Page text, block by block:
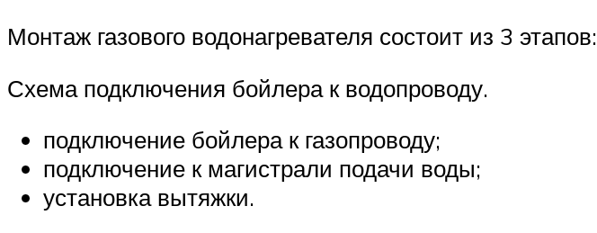
Монтаж газового водонагревателя состоит из 3 этапов:
Схема подключения бойлера к водопроводу.
подключение бойлера к газопроводу;
подключение к магистрали подачи воды;
установка вытяжки.